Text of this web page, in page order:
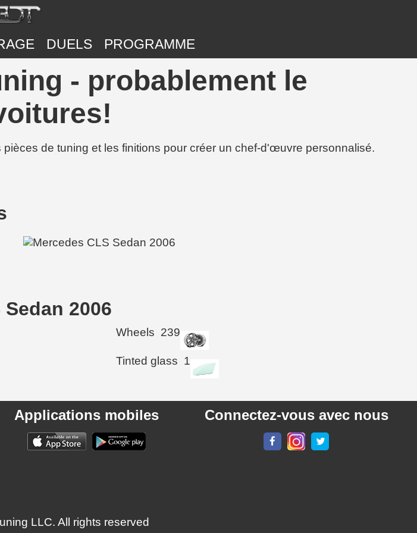
DUELS PROGRAMME
- probablement le
de tuning et les finitions pour créer un chef-d'œuvre personnalisé.
2006
Wheels 239
Tinted glass 1
Applications mobiles Connectez-vous avec nous
LLC. All rights reserved